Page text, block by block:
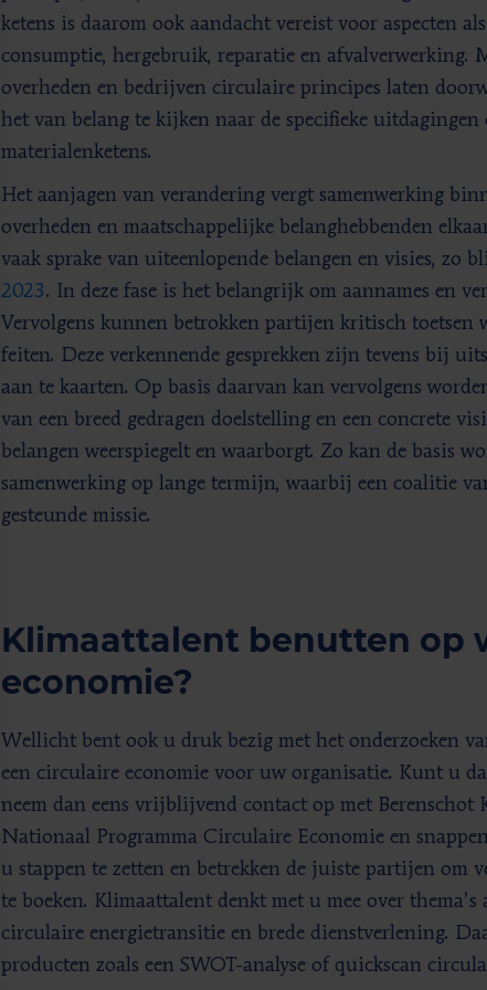
ketens is daarom ook aandacht vereist voor aspecten
consumptie, hergebruik, reparatie en afvalverwerking.
overheden en bedrijven circulaire principes laten
het van belang te kijken naar de specifieke
materialenketens.
Het aanjagen van verandering vergt samenwerking
overheden en maatschappelijke belanghebbenden
vaak sprake van uiteenlopende belangen en visies, zo
2023. In deze fase is het belangrijk om aannames en
Vervolgens kunnen betrokken partijen kritisch toetsen
feiten. Deze verkennende gesprekken zijn tevens bij
aan te kaarten. Op basis daarvan kan vervolgens
van een breed gedragen doelstelling en een concrete
belangen weerspiegelt en waarborgt. Zo kan de basis
samenwerking op lange termijn, waarbij een coalitie
gesteunde missie.
Klimaattalent benutten op
economie?
Wellicht bent ook u druk bezig met het onderzoeken
een circulaire economie voor uw organisatie. Kunt u
neem dan eens vrijblijvend contact op met
Nationaal Programma Circulaire Economie en
u stappen te zetten en betrekken de juiste partijen om
te boeken. Klimaattalent denkt met u mee over
circulaire energietransitie en brede dienstverlening.
producten zoals een SWOT-analyse of quickscan